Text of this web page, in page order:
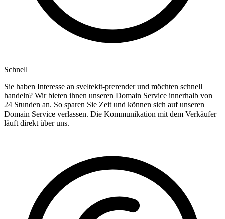
Schnell
Sie haben Interesse an sveltekit-prerender und möchten schnell
handeln? Wir bieten ihnen unseren Domain Service innerhalb von
24 Stunden an. So sparen Sie Zeit und können sich auf unseren
Domain Service verlassen. Die Kommunikation mit dem Verkäufer
läuft direkt über uns.